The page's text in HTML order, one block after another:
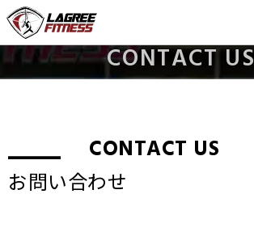
CONTACT US
_CONTACT US
お問い合わせ